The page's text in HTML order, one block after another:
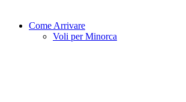
Come Arrivare
Voli per Minorca